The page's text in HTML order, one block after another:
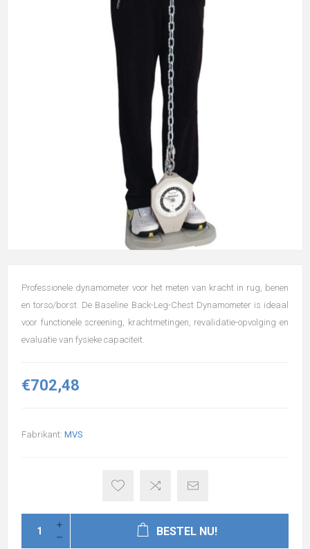
Professionele dynamometer voor het meten van kracht in rug, benen
en torso/borst. De Baseline Back-Leg-Chest Dynamometer is ideaal
voor functionele screening, krachtmetingen, revalidatie-opvolging en
evaluatie van fysieke capaciteit.
€702,48
Fabrikant: MVS
BESTEL NU!